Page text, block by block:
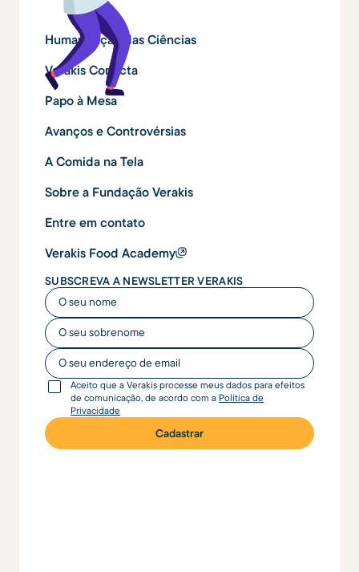
Humanização das Ciências
Verakis Conecta
Papo à Mesa
Avanços e Controvérsias
A Comida na Tela
Sobre a Fundação Verakis
Entre em contato
Verakis Food Academy
SUBSCREVA A NEWSLETTER VERAKIS
O seu nome
O seu nome
O seu endereço de email
Aceito que a Verakis processe meus dados para efeitos
de comunicação, de acordo com a Política de
Privacidade